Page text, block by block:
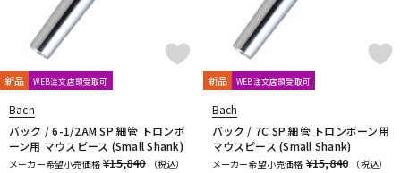
新品 WEB注文店頭受取可
Bach
バック / 6-1/2AM SP 細管 トロンボ
ーン用 マウスピース (Small Shank)
メーカー希望小売価格 ¥15,840
（税込）
新品 WEB注文店頭受取可
Bach
バック / 7C SP 細管 トロンボーン用
マウスピース (Small Shank)
メーカー希望小売価格 ¥15,840
（税込）